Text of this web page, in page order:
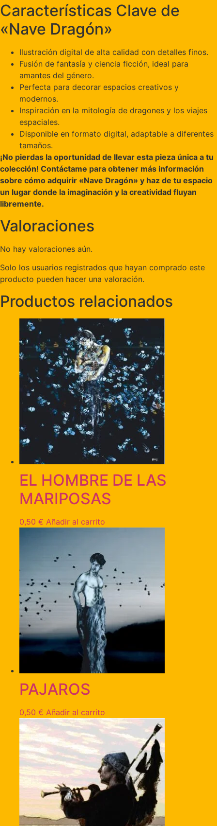
Características Clave de
«Nave Dragón»
Ilustración digital de alta calidad con detalles finos.
Fusión de fantasía y ciencia ficción, ideal para
amantes del género.
Perfecta para decorar espacios creativos y
modernos.
Inspiración en la mitología de dragones y los viajes
espaciales.
Disponible en formato digital, adaptable a diferentes
tamaños.
¡No pierdas la oportunidad de llevar esta pieza única a tu
colección! Contáctame para obtener más información
sobre cómo adquirir «Nave Dragón» y haz de tu espacio
un lugar donde la imaginación y la creatividad fluyan
libremente.
Valoraciones
No hay valoraciones aún.
Solo los usuarios registrados que hayan comprado este
producto pueden hacer una valoración.
Productos relacionados
EL HOMBRE DE LAS
MARIPOSAS
0,50 € Añadir al carrito
PAJAROS
0,50 € Añadir al carrito